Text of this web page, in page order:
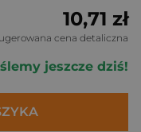
10,71 zł
cena detaliczna
jeszcze dziś!